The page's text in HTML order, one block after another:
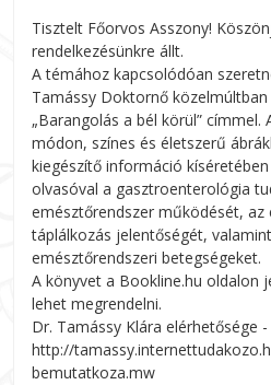
Tisztelt Főorvos Asszony!
rendelkezésünkre állt.
A témához kapcsolódóan
Tamássy Doktornő
„Barangolás a bél körül” címmel.
módon, színes és életszerű
kiegészítő információ
olvasóval a gasztroenterológia
emésztőrendszer működését, az
táplálkozás jelentőségét,
emésztőrendszeri betegségeket.
A könyvet a Bookline.hu oldalon
lehet megrendelni.
Dr. Tamássy Klára elérhetősége -
http://
bemutatkoza.mw